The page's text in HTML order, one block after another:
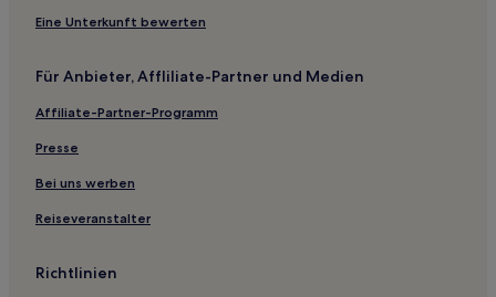
Sangbuk-Myeon Hotels
Gimhae Hotels
Hotels nahe Bahnhof Changwon Jungang
Hotels nahe Seongsan Art Hall
Kwansu Hotels
I-Dong: Hotels
Yujang Hotels
Eine Unterkunft bewerten
Für Anbieter, Affliliate-Partner und Medien
Affiliate-Partner-Programm
Presse
Bei uns werben
Reiseveranstalter
Richtlinien